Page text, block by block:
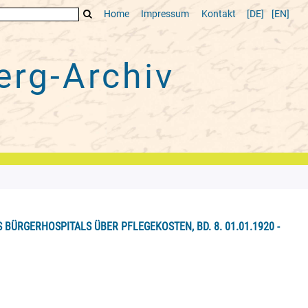
Home Impressum Kontakt [DE] [EN]
Archiv
ÜBER PFLEGEKOSTEN, BD. 8. 01.01.1920 -